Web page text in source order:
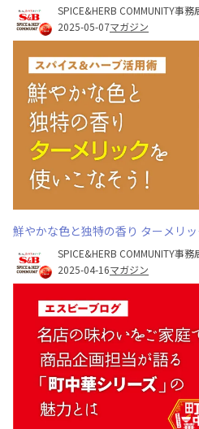
SPICE&HERB COMMUNITY事務
2025-05-07マガジン
鮮やかな色と独特の香り ターメリ
SPICE&HERB COMMUNITY事務
2025-04-16マガジン